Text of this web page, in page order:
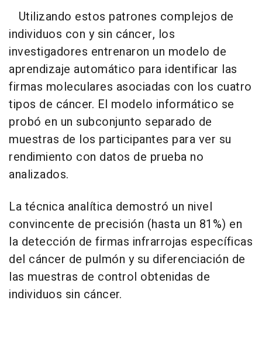
Utilizando estos patrones complejos de
individuos con y sin cáncer, los
investigadores entrenaron un modelo de
aprendizaje automático para identificar las
firmas moleculares asociadas con los cuatro
tipos de cáncer. El modelo informático se
probó en un subconjunto separado de
muestras de los participantes para ver su
rendimiento con datos de prueba no
analizados.
La técnica analítica demostró un nivel
convincente de precisión (hasta un 81%) en
la detección de firmas infrarrojas específicas
del cáncer de pulmón y su diferenciación de
las muestras de control obtenidas de
individuos sin cáncer.